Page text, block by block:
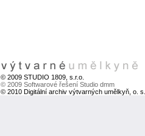
© 2009 STUDIO 1809, s.r.o.
© 2009 Softwarové řešení Studio dmm
© 2010 Digitální archiv výtvarných umělkyň, o. s.